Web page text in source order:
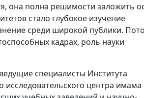
она полна решимости заложить
стало глубокое изучение
среди широкой публики.
кадрах, роль науки
специалисты Института
центра имама